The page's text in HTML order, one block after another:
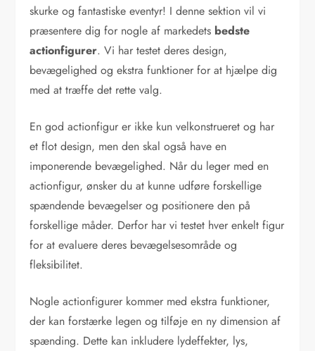
skurke og fantastiske eventyr! I denne sektion vil vi
præsentere dig for nogle af markedets bedste
actionfigurer. Vi har testet deres design,
bevægelighed og ekstra funktioner for at hjælpe dig
med at træffe det rette valg.
En god actionfigur er ikke kun velkonstrueret og har
et flot design, men den skal også have en
imponerende bevægelighed. Når du leger med en
actionfigur, ønsker du at kunne udføre forskellige
spændende bevægelser og positionere den på
forskellige måder. Derfor har vi testet hver enkelt figur
for at evaluere deres bevægelsesområde og
fleksibilitet.
Nogle actionfigurer kommer med ekstra funktioner,
der kan forstærke legen og tilføje en ny dimension af
spænding. Dette kan inkludere lydeffekter, lys,